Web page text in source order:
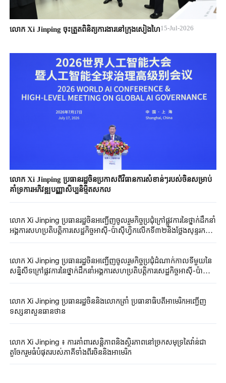
លោក Xi Jinping ចុះត្រួតពិនិត្យការងារនៅក្រុងសៀងហៃ15-Jul-2026
លោក Xi ​Jinping ​ប្រធានរដ្ឋចិន​ប្រកាសពី​វិធានការ​សំខាន់ៗ​របស់ចិន​សម្រាប់
គាំទ្រ​ការអភិវឌ្ឍ​បញ្ញាសិប្បនិមិ្មត​សកល​
លោក Xi ​Jinping ​ប្រធានរដ្ឋចិន​អញ្ជើញចូលរួម​កិច្ចប្រជុំ​​​ក្រៅ​ផ្លូវការនៃ​ថ្នាក់ដឹកនាំ​
អង្គការ​សហប្រតិបត្តិការ​សេដ្ឋកិច្ច​អាស៊ី-ប៉ាស៊ីហ្វិក​លើកទី៣២​និងថ្លែង​សុន្ទរកថា
លោក Xi ​Jinping ​ប្រធានរដ្ឋចិន​អញ្ជើញចូលរួម​កិច្ចប្រជុំ​ដំណាក់កាលទីមួយនៃ
សន្និសីទ​ក្រៅ​ផ្លូវការនៃ​ថ្នាក់ដឹកនាំអង្គការសហប្រតិបត្តិការសេដ្ឋកិច្ចអាស៊ី-ប៉ា
លោក Xi ​Jinping ​ប្រធានរដ្ឋចិន​និងលោកត្រាំ ​ប្រធានាធិបតី​អាមេរិក​​អញ្ជើញ​​​
ទស្សនា​សួនធានថាន​
លោក Xi ​Jinping ​៖ ការគាំពារ​សន្តិភាពនិង​ស្ថិរភាពនៅ​ច្រកសមុទ្រ​តៃវ៉ាន់ជា​
តួចែករួម​ធំបំផុត​របស់​ភាគីទាំងពីរ​ចិននិងអាមេរិក​